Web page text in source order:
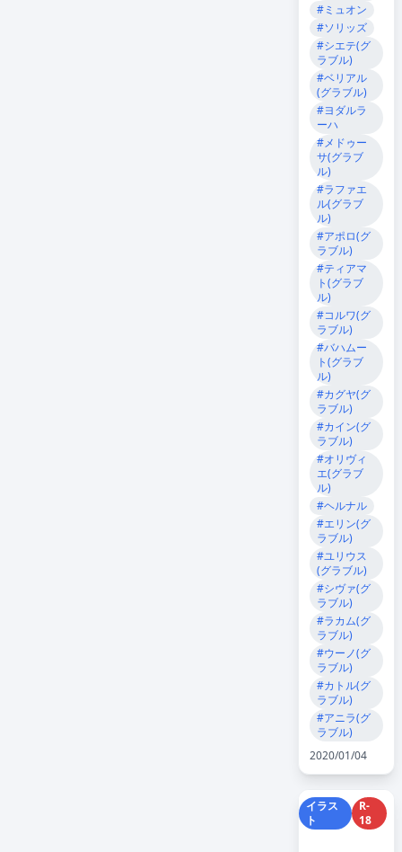
#ミュオン
#ソリッズ
#シエテ(グ
ラブル)
#ベリアル
(グラブル)
#ヨダルラ
ーハ
#メドゥー
サ(グラブ
ル)
#ラファエ
ル(グラブ
ル)
#アポロ(グ
ラブル)
#ティアマ
ト(グラブ
ル)
#コルワ(グ
ラブル)
#バハムー
ト(グラブ
ル)
#カグヤ(グ
ラブル)
#カイン(グ
ラブル)
#オリヴィ
エ(グラブ
ル)
#ヘルナル
#エリン(グ
ラブル)
#ユリウス
(グラブル)
#シヴァ(グ
ラブル)
#ラカム(グ
ラブル)
#ウーノ(グ
ラブル)
#カトル(グ
ラブル)
#アニラ(グ
ラブル)
2020/01/04
イラス
ト
R-
18